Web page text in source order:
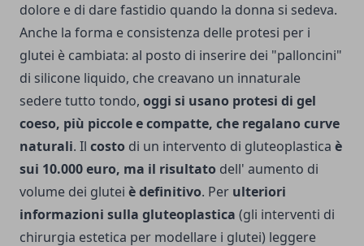
dolore e di dare fastidio quando la donna si sedeva.
Anche la forma e consistenza delle protesi per i
glutei è cambiata: al posto di inserire dei "palloncini"
di silicone liquido, che creavano un innaturale
sedere tutto tondo, oggi si usano protesi di gel
coeso, più piccole e compatte, che regalano curve
naturali. Il costo di un intervento di gluteoplastica è
sui 10.000 euro, ma il risultato dell' aumento di
volume dei glutei è definitivo. Per ulteriori
informazioni sulla gluteoplastica (gli interventi di
chirurgia estetica per modellare i glutei) leggere